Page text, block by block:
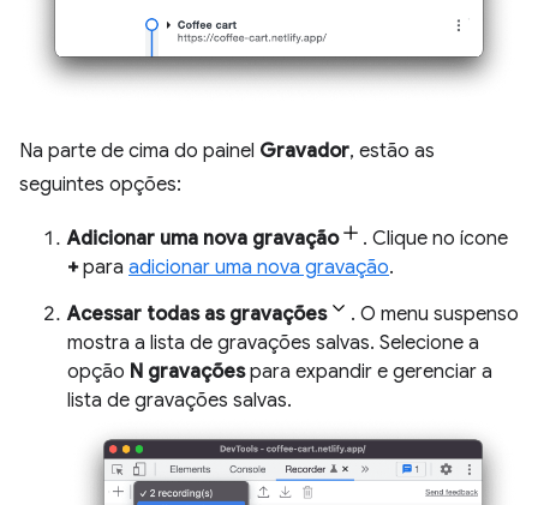
Na parte de cima do painel Gravador, estão as
seguintes opções:
Adicionar uma nova gravação
. Clique no ícone
+para adicionar uma nova gravação.
Acessar todas as gravações
. O menu suspenso
mostra a lista de gravações salvas. Selecione a
opção N gravaçõespara expandir e gerenciar a
lista de gravações salvas.